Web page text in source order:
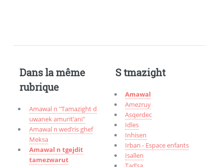
Dans la même
rubrique
Amawal n "Tamazight d
uwanek amurit’ani"
Amawal n wed’ris ghef
Meksa
Amawal n tgejdit
tamezwarut
S tmazight
Amawal
Amezruy
Asqerdec
Idles
Inhisen
Irban - Espace enfants
Isallen